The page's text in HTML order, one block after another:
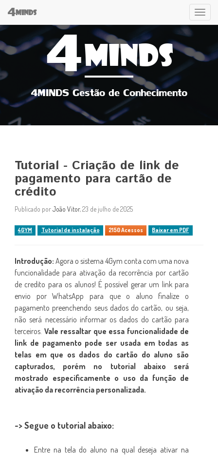
4MINDS 4MINDS
4MINDS Gestão de Conhecimento
Tutorial - Criação de link de
pagamento para cartão de
crédito
Publicado porJoão Vitor, 23 de julho de 2025
4GYM Tutorial de instalação 2150 Acessos Baixar em PDF
Introdução: Agora o sistema 4Gym conta com uma nova
funcionalidade para ativação da recorrência por cartão
de credito para os alunos! É possível gerar um link para
envio por WhatsApp para que o aluno finalize o
pagamento preenchendo seus dados do cartão, ou seja,
não será necessário informar os dados do cartão para
terceiros. Vale ressaltar que essa funcionalidade de
link de pagamento pode ser usada em todas as
telas em que os dados do cartão do aluno são
capturados, porém no tutorial abaixo será
mostrado especificamente o uso da função de
ativação da recorrência personalizada.
-> Segue o tutorial abaixo:
Entre na tela do aluno na qual deseja ativar na